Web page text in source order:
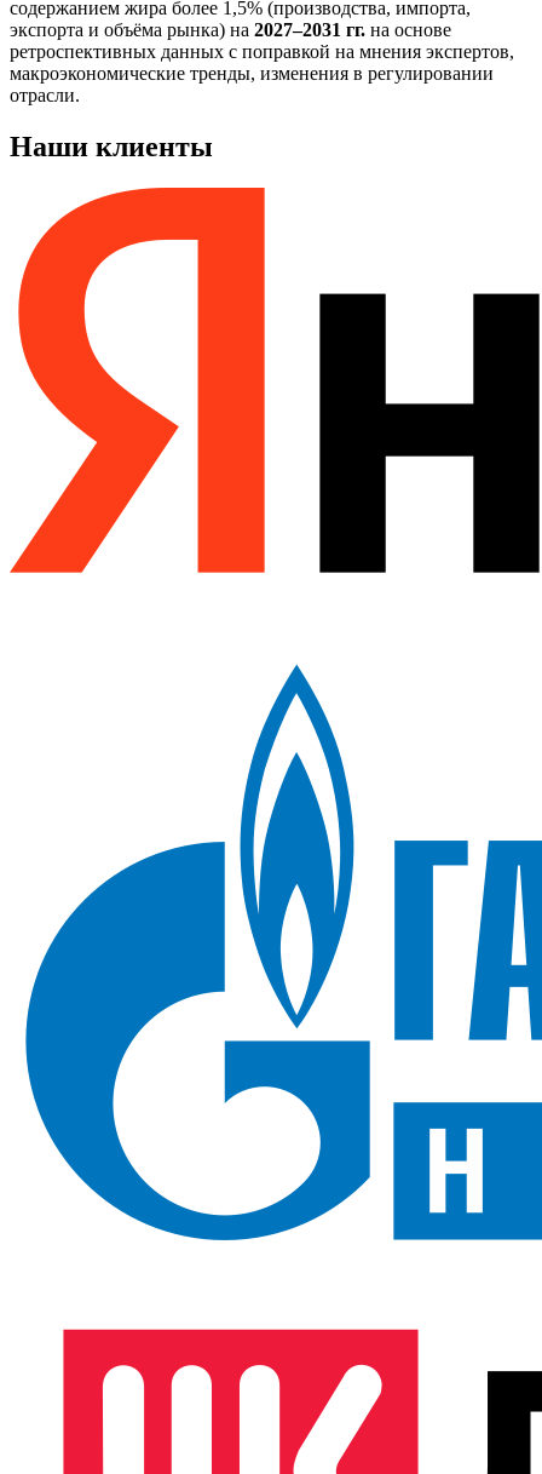
содержанием жира более 1,5% (производства, импорта,
экспорта и объёма рынка) на 2027–2031 гг. на основе
ретроспективных данных с поправкой на мнения экспертов,
макроэкономические тренды, изменения в регулировании
отрасли.
Наши клиенты